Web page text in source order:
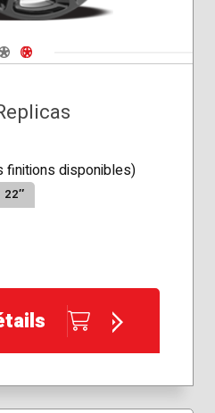
1
Navigate 2
finitions disponibles)
22″